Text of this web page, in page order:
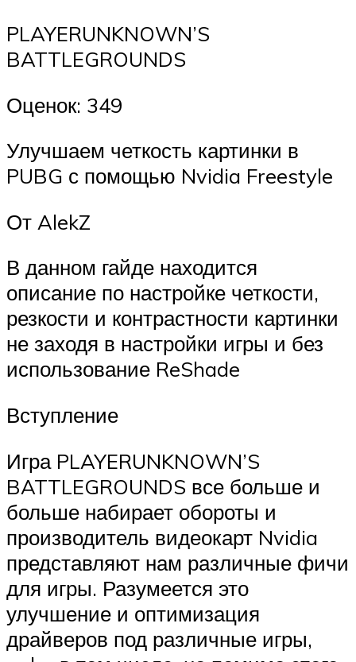
PLAYERUNKNOWN’S
BATTLEGROUNDS
Оценок: 349
Улучшаем четкость картинки в
PUBG с помощью Nvidia Freestyle
От AlekZ
В данном гайде находится
описание по настройке четкости,
резкости и контрастности картинки
не заходя в настройки игры и без
использование ReShade
Вступление
Игра PLAYERUNKNOWN’S
BATTLEGROUNDS все больше и
больше набирает обороты и
производитель видеокарт Nvidia
представляют нам различные фичи
для игры. Разумеется это
улучшение и оптимизация
драйверов под различные игры,